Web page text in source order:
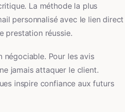
La méthode la plus
personnalisé avec le lien direct
prestation réussie.
négociable. Pour les avis
jamais attaquer le client.
inspire confiance aux futurs